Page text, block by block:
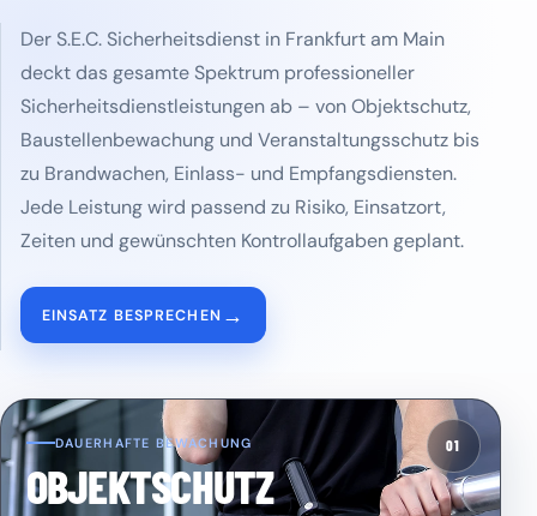
Der S.E.C. Sicherheitsdienst in Frankfurt am Main
deckt das gesamte Spektrum professioneller
Sicherheitsdienstleistungen ab – von Objektschutz,
Baustellenbewachung und Veranstaltungsschutz bis
zu Brandwachen, Einlass- und Empfangsdiensten.
Jede Leistung wird passend zu Risiko, Einsatzort,
Zeiten und gewünschten Kontrollaufgaben geplant.
EINSATZ BESPRECHEN →
01
DAUERHAFTE BEWACHUNG
OBJEKTSCHUTZ